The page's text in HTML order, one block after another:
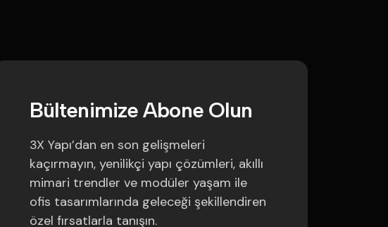
BültenimizeAbone Olun
3X Yapı’dan en son gelişmeleri
kaçırmayın, yenilikçi yapı çözümleri, akıllı
mimari trendler ve modüler yaşam ile
ofis tasarımlarında geleceği şekillendiren
özel fırsatlarla tanışın.